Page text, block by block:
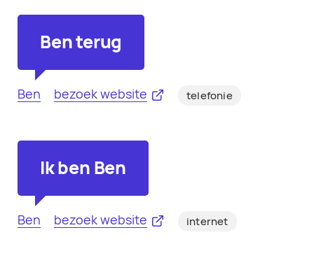
Ben terug
Ben bezoek website telefonie
Ik ben Ben
Ben bezoek website internet